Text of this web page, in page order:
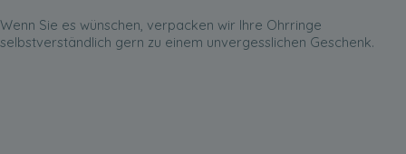
Wenn Sie es wünschen, verpacken wir Ihre Ohrringe
selbstverständlich gern zu einem unvergesslichen Geschenk.